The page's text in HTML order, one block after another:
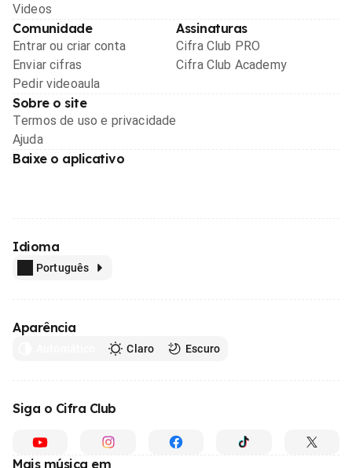
Videos
Comunidade
Entrar ou criar conta
Enviar cifras
Pedir videoaula
Assinaturas
Cifra Club PRO
Cifra Club Academy
Sobre o site
Termos de uso e privacidade
Ajuda
Baixe o aplicativo
Idioma
Português
Aparência
Claro Escuro
Siga o Cifra Club
Mais música em